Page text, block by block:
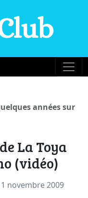
années sur
La Toya
(vidéo)
novembre 2009